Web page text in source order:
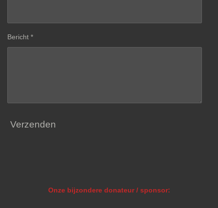
Bericht *
Verzenden
Onze bijzondere donateur / sponsor: